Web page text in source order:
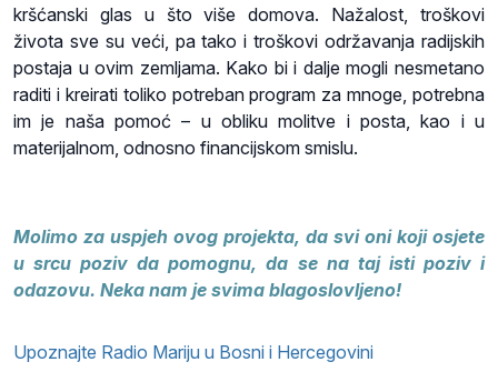
kršćanski glas u što više domova. Nažalost, troškovi
života sve su veći, pa tako i troškovi održavanja radijskih
postaja u ovim zemljama. Kako bi i dalje mogli nesmetano
raditi i kreirati toliko potreban program za mnoge, potrebna
im je naša pomoć – u obliku molitve i posta, kao i u
materijalnom, odnosno financijskom smislu.
Molimo za uspjeh ovog projekta, da svi oni koji osjete
u srcu poziv da pomognu, da se na taj isti poziv i
odazovu. Neka nam je svima blagoslovljeno!
Upoznajte Radio Mariju u Bosni i Hercegovini